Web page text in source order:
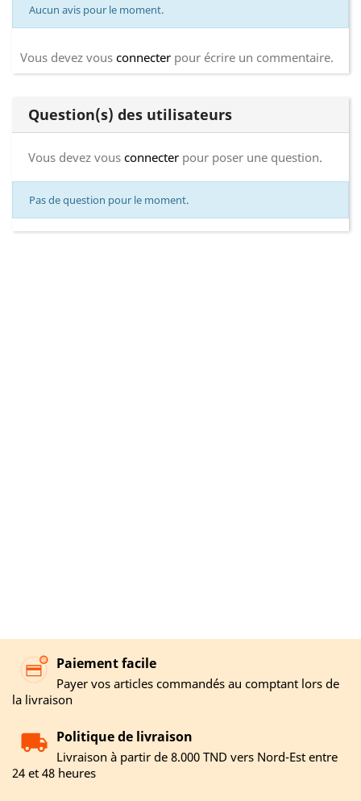
Aucun avis pour le moment.
Vous devez vous connecter pour écrire un commentaire.
Question(s) des utilisateurs
Vous devez vous connecter pour poser une question.
Pas de question pour le moment.
Paiement facile
Payer vos articles commandés au comptant lors de
la livraison
Politique de livraison
Livraison à partir de 8.000 TND vers Nord-Est entre
24 et 48 heures